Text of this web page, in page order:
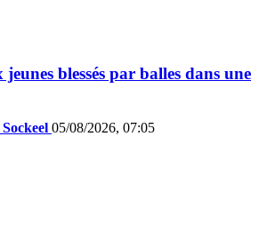
jeunes blessés par balles dans une
05/08/2026, 07:05